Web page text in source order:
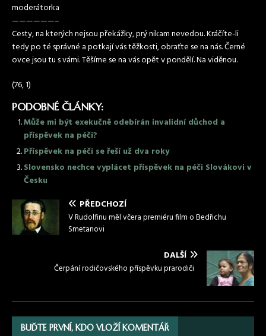
moderátorka
——————–
Cesty, na kterých nejsou překážky, prý nikam nevedou. Kráčíte-li
tedy po té správné a potkají vás těžkosti, obraťte se na nás. Černé
ovce jsou tu s vámi. Těšíme se na vás opět v pondělí. Na viděnou.
(76, 1)
PODOBNÉ ČLÁNKY:
Může mi být exekučně odebírán invalidní důchod a
příspěvek na péči?
Příspěvek na péči se řeší už dva roky
Slovensko nechce vyplácet příspěvek na péči Slovákovi v
Česku
PŘEDCHOZÍ
V Rudolfinu měl včera premiéru film o Bedřichu
Smetanovi
DALŠÍ
Čerpání rodičovského příspěvku prarodiči
BUĎTE PRVNÍ, KDO VLOŽÍ KOMENTÁŘ